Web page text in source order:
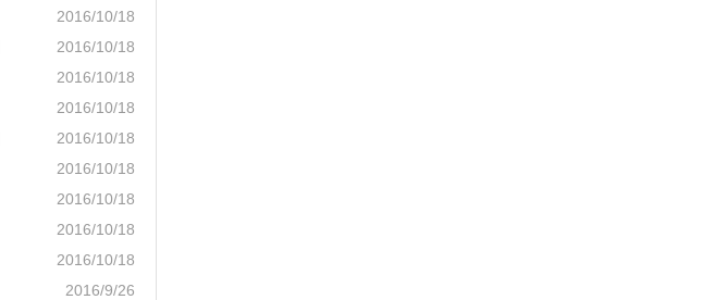
2016/10/18
2016/10/18
2016/10/18
2016/10/18
2016/10/18
2016/10/18
2016/10/18
2016/10/18
2016/10/18
2016/9/26